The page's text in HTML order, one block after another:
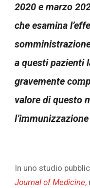
2020 e marzo
che esamina
a questi pazienti
gravemente
valore di questo
In uno studio
Journal of Medicine,